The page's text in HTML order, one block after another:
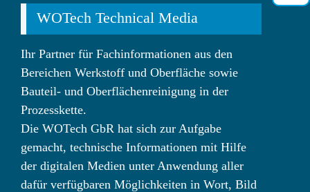
WOTech Technical Media
Ihr Partner für Fachinformationen aus den
Bereichen Werkstoff und Oberfläche sowie
Bauteil- und Oberflächenreinigung in der
Prozesskette.
Die WOTech GbR hat sich zur Aufgabe
gemacht, technische Informationen mit Hilfe
der digitalen Medien unter Anwendung aller
dafür verfügbaren Möglichkeiten in Wort, Bild